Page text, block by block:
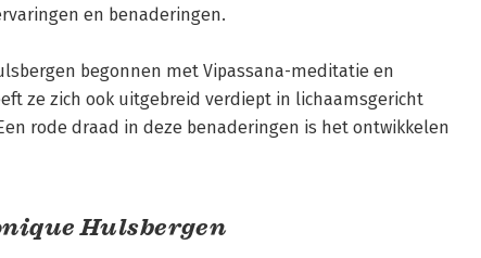
en benaderingen.
ze zich ook uitgebreid verdiept in lichaamsgericht
rode draad in deze benaderingen is het ontwikkelen
Hulsbergen